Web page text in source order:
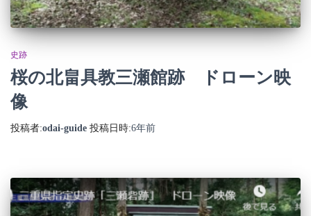
史跡
桜の北畠具教三瀬館跡 ドローン映
像
投稿者:odai-guide 投稿日時:6年前